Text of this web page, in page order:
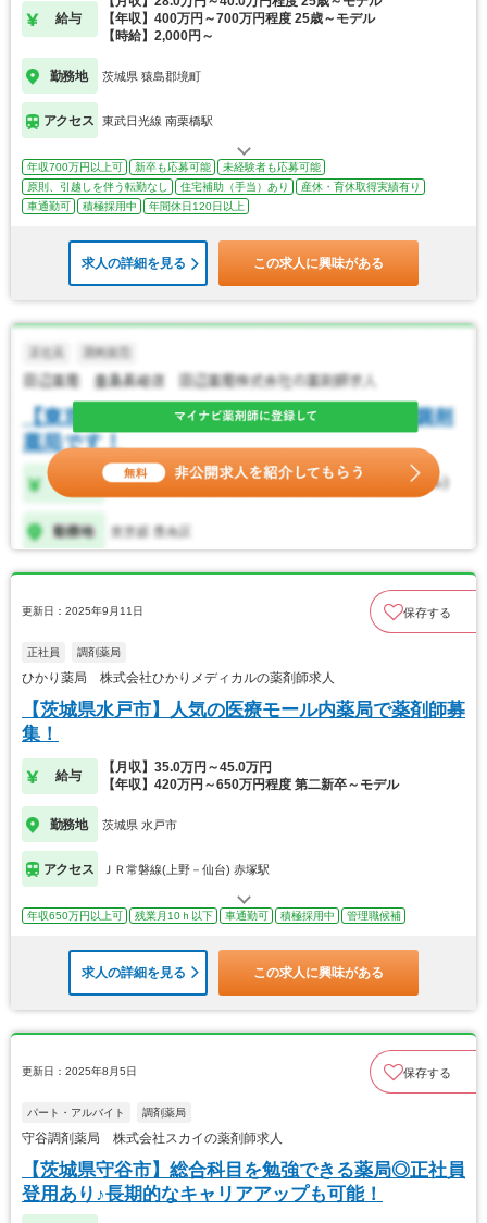
給与
【年収】400万円～700万円程度 25歳～モデル
【時給】2,000円～
勤務地 茨城県 猿島郡境町
アクセス 東武日光線 南栗橋駅
年収700万円以上可 新卒も応募可能
未経験者も応募可能
原則、引越しを伴う転勤なし
住宅補助（手当）あり
産休・育休取得実績有り
車通勤可
積極採用中 年間休日120日以上
求人の詳細を見る この求人に興味がある
更新日：2025年9月11日 保存する
正社員 調剤薬局
ひかり薬局 株式会社ひかりメディカルの薬剤師求人
【茨城県水戸市】人気の医療モール内薬局で薬剤師募
集！
給与
【月収】35.0万円～45.0万円
【年収】420万円～650万円程度 第二新卒～モデル
勤務地 茨城県 水戸市
アクセス ＪＲ常磐線(上野－仙台) 赤塚駅
年収650万円以上可 残業月10ｈ以下 車通勤可 積極採用中 管理職候補
求人の詳細を見る この求人に興味がある
更新日：2025年8月5日 保存する
パート・アルバイト 調剤薬局
守谷調剤薬局 株式会社スカイの薬剤師求人
【茨城県守谷市】総合科目を勉強できる薬局◎正社員
登用あり♪長期的なキャリアアップも可能！